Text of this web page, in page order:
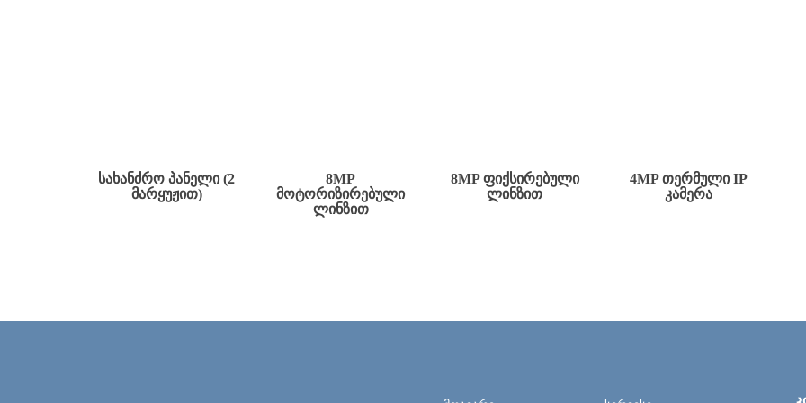
ᲡᲐᲮᲐᲜᲫᲠᲝ ᲞᲐᲜᲔᲚᲘ (2
ᲛᲐᲠᲧᲣᲟᲘᲗ)
8MP
ᲛᲝᲢᲝᲠᲘᲖᲘᲠᲔᲑᲣᲚᲘ
ᲚᲘᲜᲖᲘᲗ
8MP ᲤᲘᲥᲡᲘᲠᲔᲑᲣᲚᲘ
ᲚᲘᲜᲖᲘᲗ
4MP ᲗᲔᲠᲛᲣᲚᲘ IP
ᲙᲐᲛᲔᲠᲐ